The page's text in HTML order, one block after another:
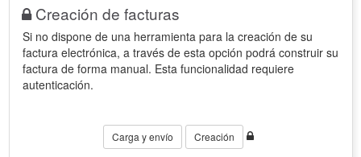
Creación de facturas
Si no dispone de una herramienta para la creación de su
factura electrónica, a través de esta opción podrá construir su
factura de forma manual. Esta funcionalidad requiere
autenticación.
Carga y envío Creación